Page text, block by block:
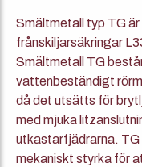
Smältmetall typ TG
frånskiljarsäkringar
Smältmetall TG
vattenbeständigt
då det utsätts för
med mjuka
utkastarfjädrarna. TG
mekaniskt styrka för